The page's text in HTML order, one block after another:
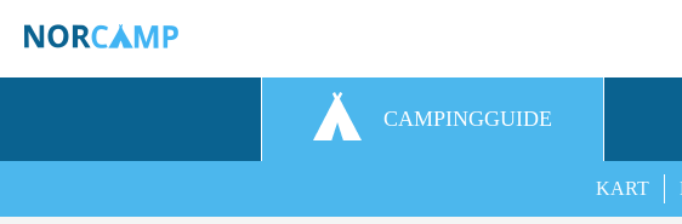
CAMPINGGUIDE
KART